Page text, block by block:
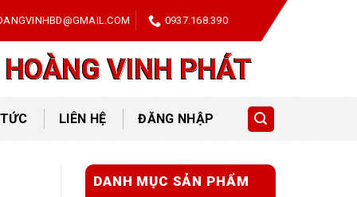
0937.168.390
VINH PHÁT
LIÊN HỆ ĐĂNG NHẬP
DANH MỤC SẢN PHẨM